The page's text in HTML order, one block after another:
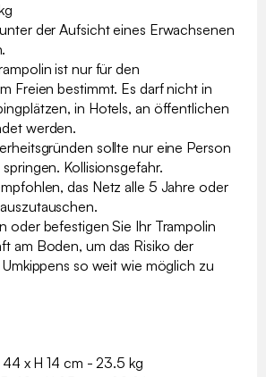
der Aufsicht eines Erwachsenen
ist nur für den
Freien bestimmt. Es darf nicht in
in Hotels, an öffentlichen
werden.
sollte nur eine Person
Kollisionsgefahr.
das Netz alle 5 Jahre oder
oder befestigen Sie Ihr Trampolin
am Boden, um das Risiko der
so weit wie möglich zu
44 x H 14 cm - 23.5 kg